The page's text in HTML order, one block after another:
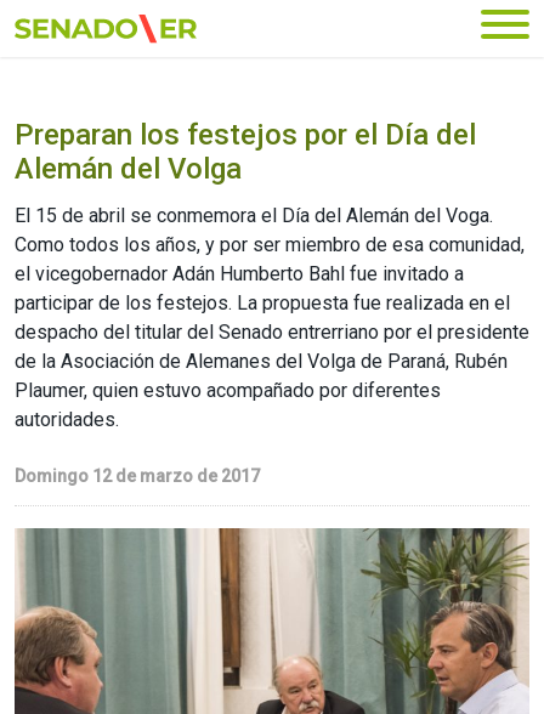
Ir al menú principal
Preparan los festejos por el Día del
Alemán del Volga
El 15 de abril se conmemora el Día del Alemán del Voga.
Como todos los años, y por ser miembro de esa comunidad,
el vicegobernador Adán Humberto Bahl fue invitado a
participar de los festejos. La propuesta fue realizada en el
despacho del titular del Senado entrerriano por el presidente
de la Asociación de Alemanes del Volga de Paraná, Rubén
Plaumer, quien estuvo acompañado por diferentes
autoridades.
Domingo 12 de marzo de 2017